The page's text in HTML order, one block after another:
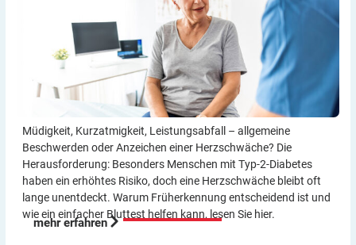
Müdigkeit, Kurzatmigkeit, Leistungsabfall – allgemeine
Beschwerden oder Anzeichen einer Herzschwäche? Die
Herausforderung: Besonders Menschen mit Typ-2-Diabetes
haben ein erhöhtes Risiko, doch eine Herzschwäche bleibt oft
lange unentdeckt. Warum Früherkennung entscheidend ist und
wie ein einfacher Bluttest helfen kann, lesen Sie hier.
mehr erfahren